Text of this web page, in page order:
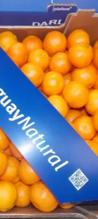
en activo y